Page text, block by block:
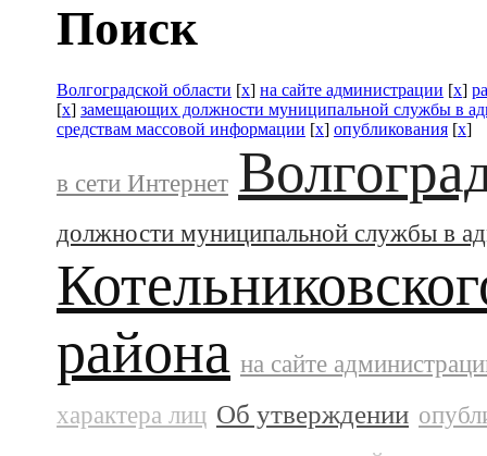
Поиск
Волгоградской области [x] на сайте администрации [x]
[x] замещающих должности муниципальной службы в
средствам массовой информации [x] опубликования [x]
в сети Интернет
должности муниципальной службы в
района на сайте
характера лиц Об утверждении